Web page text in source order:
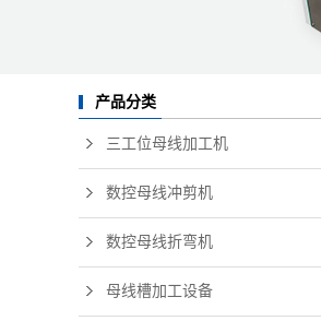
产品分类
三工位母线加工机
数控母线冲剪机
数控母线折弯机
母线槽加工设备